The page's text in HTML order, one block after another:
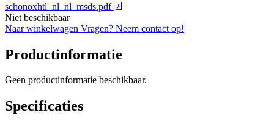
schonoxhtl_nl_nl_msds.pdf
Niet beschikbaar
Naar winkelwagen Vragen? Neem contact op!
Productinformatie
Geen productinformatie beschikbaar.
Specificaties